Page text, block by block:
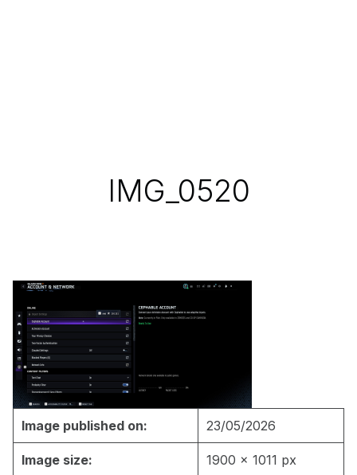
IMG_0520
Image published on: 23/05/2026
Image size: 1900 × 1011 px